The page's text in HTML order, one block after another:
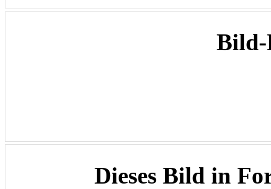
Bild-
Dieses Bild in